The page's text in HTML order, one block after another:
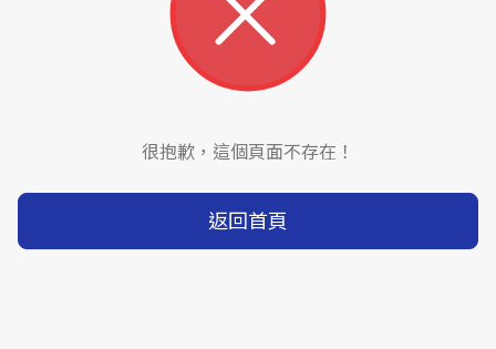
很抱歉，這個頁面不存在！
返回首頁